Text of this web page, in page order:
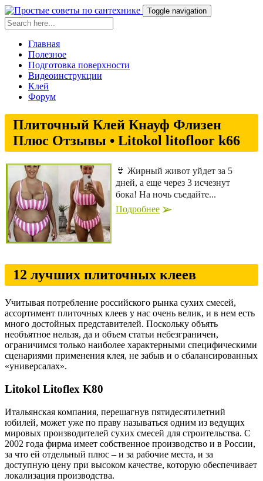
Toggle navigation
Главная
Полезное
Подготовка поверхности
Видеоинструкции
Клей
Форум
Плиточный Клей Кнауф Флизен
Плюс Отзывы • Litokol litofloor k66
👙 Жирный живот уйдет за 5
дней, а еще через 3 исчезнут
бока! На ночь съедайте...
Подробнее
12 лучших плиточных клеев
Учитывая потребление российского рынка сухих смесей,
ассортимент плиточных клеев у нас очень велик, и в нем есть
много достойных представителей. Поскольку объять
необъятное нельзя, да и объем статьи небезграничен,
ограничимся только наиболее характерными специфическими
сценариями применения клея, не забыв и о сбалансированных
«универсалах».
Litokol Litoflex K80
Итальянская компания, перешагнув пятидесятилетний
юбилей, может уже по праву называться одним из ведущих
мировых производителей сухих смесей для строительства. С
2002 года фирма имеет собственное производство и в России,
за что ей отдельный плюс – и за рабочие места, и за
доступную цену при высоком качестве, которую обеспечивает
локализация производства.